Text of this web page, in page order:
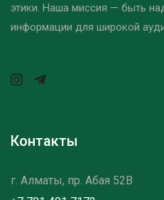
этики. Наша миссия — быть
информации для широкой
Контакты
г. Алматы, пр. Абая 52B